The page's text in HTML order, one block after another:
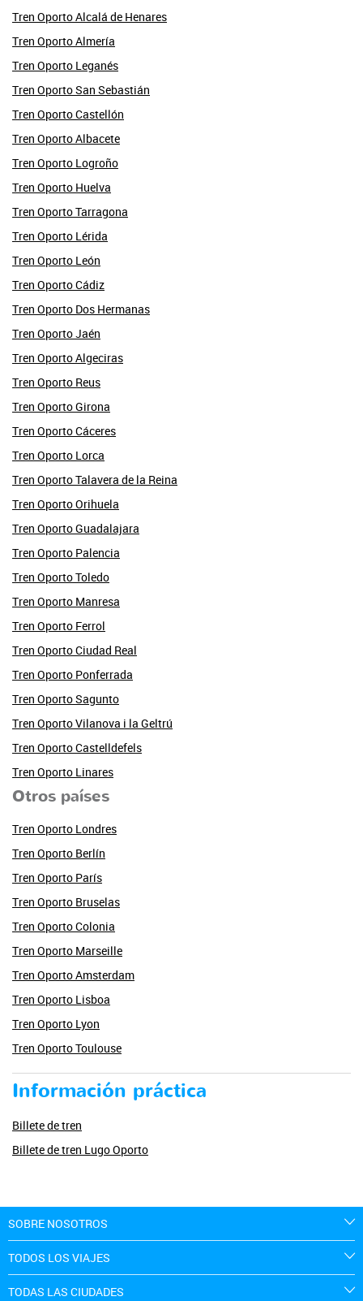
Tren Oporto Alcalá de Henares
Tren Oporto Almería
Tren Oporto Leganés
Tren Oporto San Sebastián
Tren Oporto Castellón
Tren Oporto Albacete
Tren Oporto Logroño
Tren Oporto Huelva
Tren Oporto Tarragona
Tren Oporto Lérida
Tren Oporto León
Tren Oporto Cádiz
Tren Oporto Dos Hermanas
Tren Oporto Jaén
Tren Oporto Algeciras
Tren Oporto Reus
Tren Oporto Girona
Tren Oporto Cáceres
Tren Oporto Lorca
Tren Oporto Talavera de la Reina
Tren Oporto Orihuela
Tren Oporto Guadalajara
Tren Oporto Palencia
Tren Oporto Toledo
Tren Oporto Manresa
Tren Oporto Ferrol
Tren Oporto Ciudad Real
Tren Oporto Ponferrada
Tren Oporto Sagunto
Tren Oporto Vilanova i la Geltrú
Tren Oporto Castelldefels
Tren Oporto Linares
Otros países
Tren Oporto Londres
Tren Oporto Berlín
Tren Oporto París
Tren Oporto Bruselas
Tren Oporto Colonia
Tren Oporto Marseille
Tren Oporto Amsterdam
Tren Oporto Lisboa
Tren Oporto Lyon
Tren Oporto Toulouse
Información práctica
Billete de tren
Billete de tren Lugo Oporto
SOBRE NOSOTROS
TODOS LOS VIAJES
TODAS LAS CIUDADES